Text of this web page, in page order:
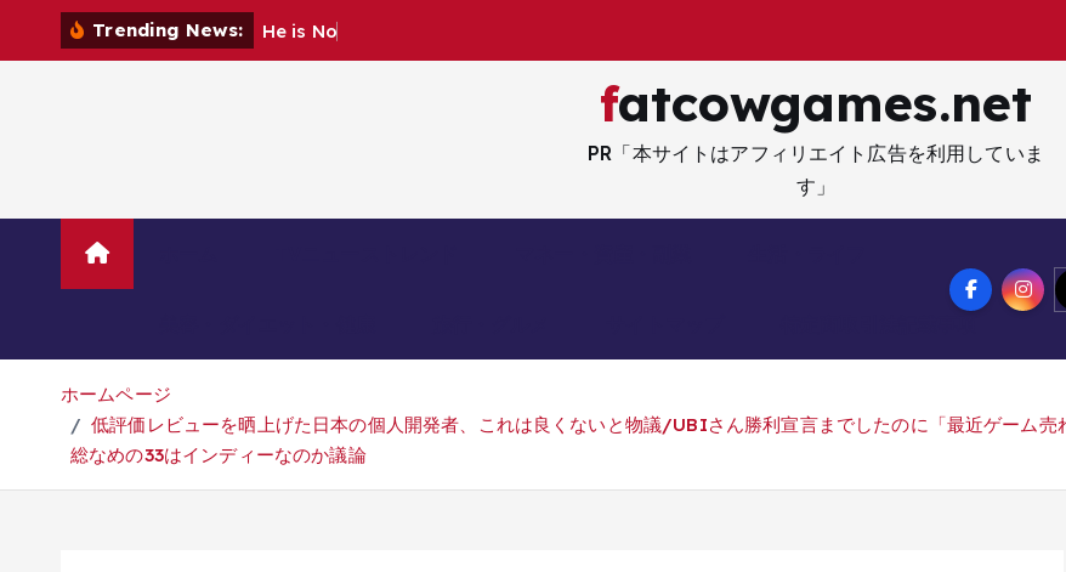
Trending News: He is No
fatcowgames.net
PR「本サイトはアフィリエイト広告を利用していま
す」
ホームページ
低評価レビューを晒上げた日本の個人開発者、これは良くないと物議/UBIさん勝利宣言までしたのに「最近ゲーム
総なめの33はインディーなのか議論